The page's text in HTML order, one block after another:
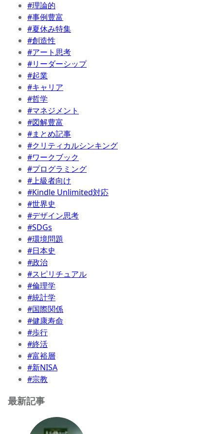
#理論的
#事例豊富
#夏休み特集
#創造性
#アート思考
#リーダーシップ
#起業
#キャリア
#哲学
#マネジメント
#図解豊富
#まとめ記事
#クリティカルシンキング
#ワークブック
#プログラミング
#上級者向け
#Kindle Unlimited対応
#世界史
#デザイン思考
#SDGs
#環境問題
#日本史
#政治
#スピリチュアル
#倫理学
#統計学
#国際関係
#健康寿命
#歩行
#終活
#富裕層
#新NISA
#宗教
最新記事